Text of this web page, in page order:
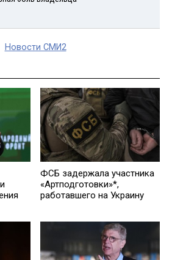
Новости СМИ2
ФСБ задержала участника
«Артподготовки»*,
работавшего на Украину